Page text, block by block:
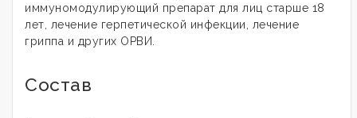
иммуномодулирующий препарат для лиц старше 18
лет, лечение герпетической инфекции, лечение
гриппа и других ОРВИ.
Состав